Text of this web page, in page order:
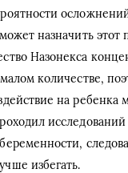
назначить этот
Назонекса
количестве,
на ребенка
исследований
избегать.